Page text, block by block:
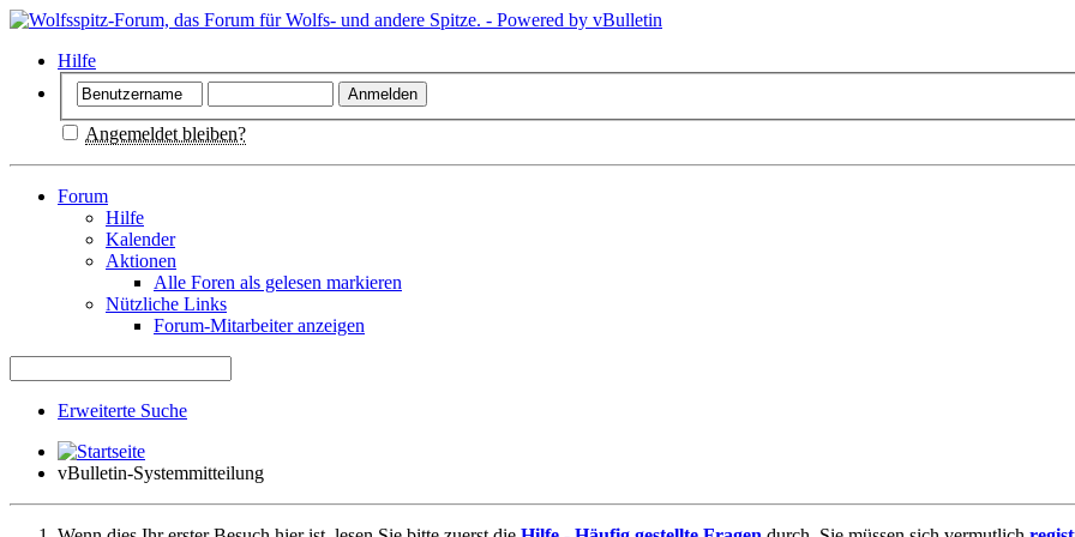
Hilfe
Angemeldet bleiben?
Forum
Hilfe
Kalender
Aktionen
Alle Foren als gelesen markieren
Nützliche Links
Forum-Mitarbeiter anzeigen
Erweiterte Suche
vBulletin-Systemmitteilung